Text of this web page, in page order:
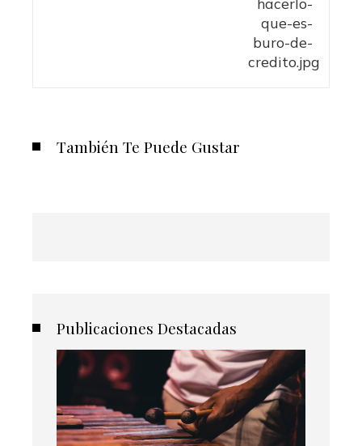
También Te Puede Gustar
Publicaciones Destacadas